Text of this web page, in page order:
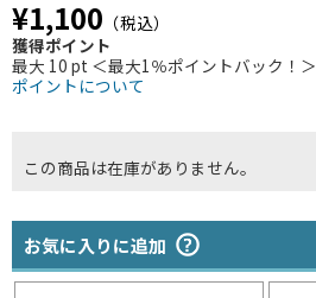
¥1,100 （税込）
獲得ポイント
最大 10 pt ＜最大1％ポイントバック！＞
ポイントについて
この商品は在庫がありません。
お気に入りに追加